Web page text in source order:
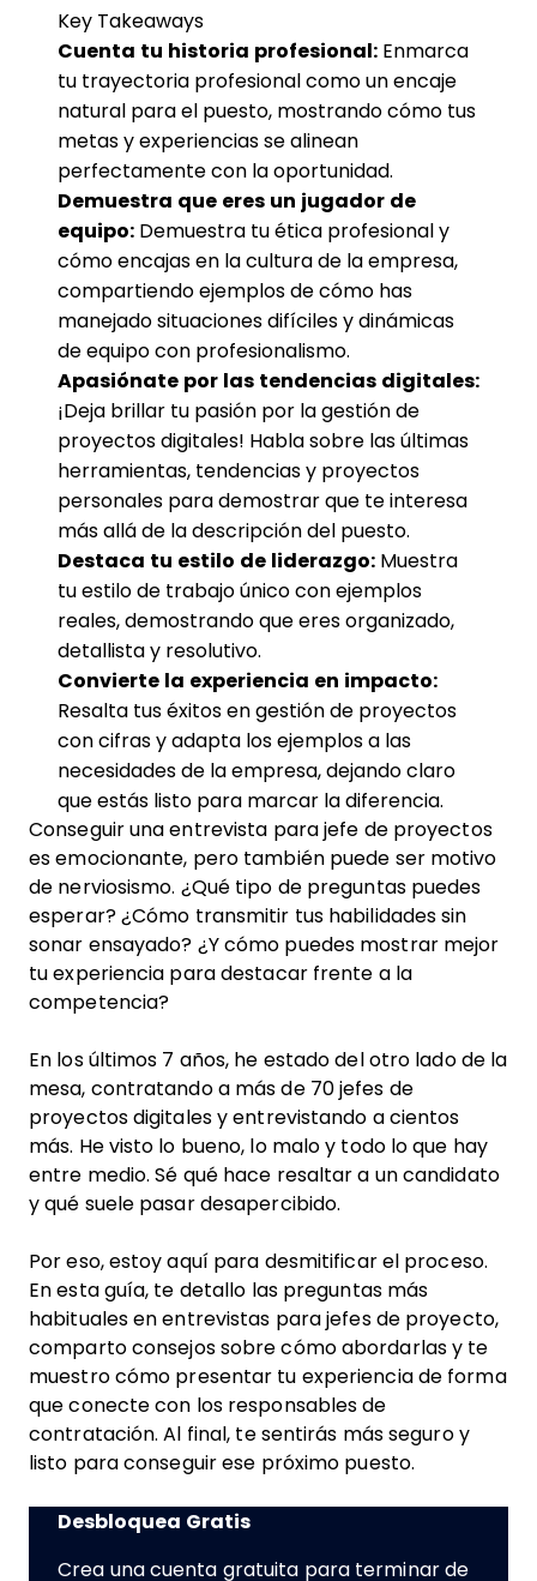
Key Takeaways
Cuenta tu historia profesional: Enmarca
tu trayectoria profesional como un encaje
natural para el puesto, mostrando cómo tus
metas y experiencias se alinean
perfectamente con la oportunidad.
Demuestra que eres un jugador de
equipo: Demuestra tu ética profesional y
cómo encajas en la cultura de la empresa,
compartiendo ejemplos de cómo has
manejado situaciones difíciles y dinámicas
de equipo con profesionalismo.
Apasiónate por las tendencias digitales:
¡Deja brillar tu pasión por la gestión de
proyectos digitales! Habla sobre las últimas
herramientas, tendencias y proyectos
personales para demostrar que te interesa
más allá de la descripción del puesto.
Destaca tu estilo de liderazgo: Muestra
tu estilo de trabajo único con ejemplos
reales, demostrando que eres organizado,
detallista y resolutivo.
Convierte la experiencia en impacto:
Resalta tus éxitos en gestión de proyectos
con cifras y adapta los ejemplos a las
necesidades de la empresa, dejando claro
que estás listo para marcar la diferencia.
Conseguir una entrevista para jefe de proyectos
es emocionante, pero también puede ser motivo
de nerviosismo. ¿Qué tipo de preguntas puedes
esperar? ¿Cómo transmitir tus habilidades sin
sonar ensayado? ¿Y cómo puedes mostrar mejor
tu experiencia para destacar frente a la
competencia?
En los últimos 7 años, he estado del otro lado de la
mesa, contratando a más de 70 jefes de
proyectos digitales y entrevistando a cientos
más. He visto lo bueno, lo malo y todo lo que hay
entre medio. Sé qué hace resaltar a un candidato
y qué suele pasar desapercibido.
Por eso, estoy aquí para desmitificar el proceso.
En esta guía, te detallo las preguntas más
habituales en entrevistas para jefes de proyecto,
comparto consejos sobre cómo abordarlas y te
muestro cómo presentar tu experiencia de forma
que conecte con los responsables de
contratación. Al final, te sentirás más seguro y
listo para conseguir ese próximo puesto.
Desbloquea Gratis
Crea una cuenta gratuita para terminar de